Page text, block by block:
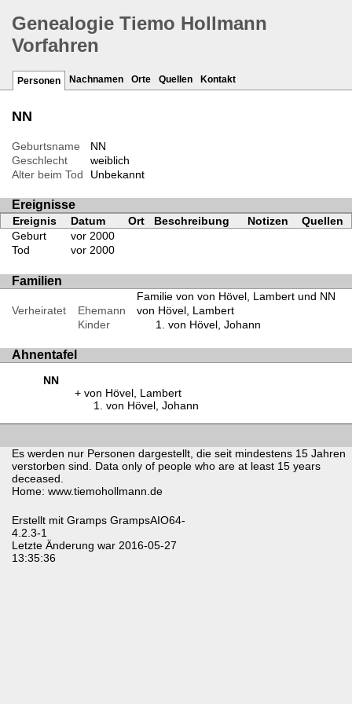
Genealogie Tiemo Hollmann
Vorfahren
Personen Nachnamen Orte Quellen Kontakt
NN
Geburtsname
NN
Geschlecht
weiblich
Alter beim Tod
Unbekannt
Ereignisse
Ereignis Datum Ort Beschreibung Notizen
Quellen
Geburt
vor 2000
Tod
vor 2000
Familien
Familie von von Hövel, Lambert und NN
Verheiratet
Ehemann
von Hövel, Lambert
Kinder
von Hövel, Johann
Ahnentafel
NN
von Hövel, Lambert
von Hövel, Johann
Es werden nur Personen dargestellt, die seit mindestens 15 Jahren
verstorben sind. Data only of people who are at least 15 years
deceased.
Home: www.tiemohollmann.de
Erstellt mit Gramps GrampsAIO64-
4.2.3-1
Letzte Änderung war 2016-05-27
13:35:36